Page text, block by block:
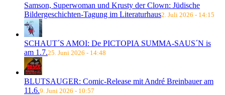
Samson, Superwoman und Krusty der Clown: Jüdische
Bildergeschichten-Tagung im Literaturhaus2. Juli 2026 - 14:15
SCHAUT´S AMOI: De PICTOPIA SUMMA-SAUS´N is
am 1.7.25. Juni 2026 - 14:48
BLUTSAUGER: Comic-Release mit André Breinbauer am
11.6.9. Juni 2026 - 10:57